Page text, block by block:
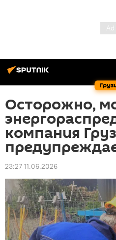
Осторожно,
компания
23:27 11.06.2026